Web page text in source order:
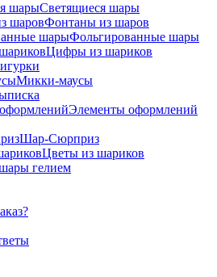
Светящиеся шары
Фонтаны из шаров
Фольгированные шары
Цифры из шариков
Микки-маусы
Элементы оформлений
Шар-Сюрприз
Цветы из шариков
гелием